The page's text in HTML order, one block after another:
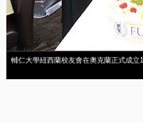
輔仁大學紐西蘭校友會在奧克蘭正式成立1